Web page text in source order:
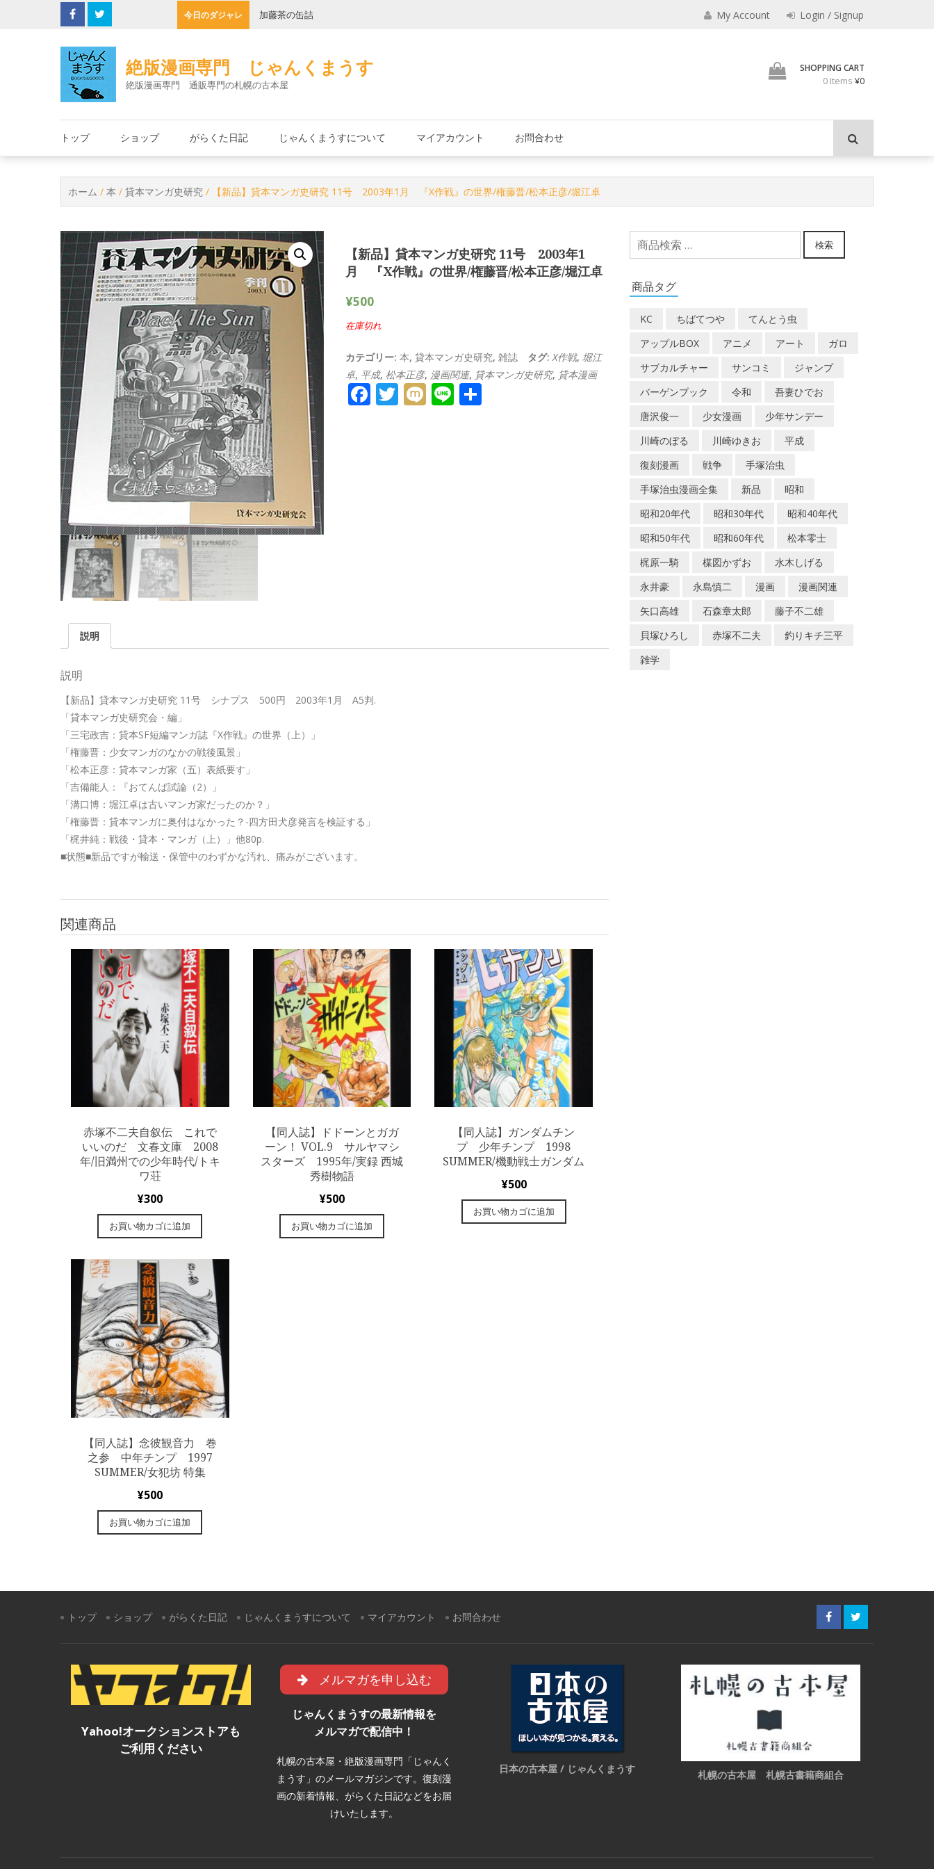
今日のダジャレ 加藤茶の缶詰 壁に耳あり障子にえなり
My Account Login / Signup
絶版漫画専門 じゃんくまうす
絶版漫画専門 通販専門の札幌の古本屋
SHOPPING CART
0 Items ¥0
トップ ショップ がらくた日記 じゃんくまうすについて マイアカウント お問合わせ
ホーム / 本 / 貸本マンガ史研究 / 【新品】貸本マンガ史研究 11号 2003年1月 『X作戦』の世界/権藤晋/松本正彦/堀江卓
【新品】貸本マンガ史研究 11号 2003年1
月 『X作戦』の世界/権藤晋/松本正彦/堀江卓
¥500
在庫切れ
カテゴリー:本,貸本マンガ史研究,雑誌 タグ:X作戦,堀江
卓, 平成, 松本正彦, 漫画関連, 貸本マンガ史研究, 貸本漫画
Facebook
Twitter
MixiLine
説明
説明
【新品】貸本マンガ史研究 11号 シナプス 500円 2003年1月 A5判.
「貸本マンガ史研究会・編」
「三宅政吉：貸本SF短編マンガ誌『X作戦』の世界（上）」
「権藤晋：少女マンガのなかの戦後風景」
「松本正彦：貸本マンガ家（五）表紙要す」
「吉備能人：『おてんば試論（2）」
「溝口博：堀江卓は古いマンガ家だったのか？」
「権藤晋：貸本マンガに奥付はなかった？-四方田犬彦発言を検証する」
「梶井純：戦後・貸本・マンガ（上）」他80p.
■状態■新品ですが輸送・保管中のわずかな汚れ、痛みがございます。
関連商品
赤塚不二夫自叙伝 これで
いいのだ 文春文庫 2008
年/旧満州での少年時代/トキ
ワ荘
¥300
お買い物カゴに追加
【同人誌】ドドーンとガガ
ーン！ VOL.9 サルヤマシ
スターズ 1995年/実録 西城
秀樹物語
¥500
お買い物カゴに追加
【同人誌】ガンダムチン
プ 少年チンプ 1998
SUMMER/機動戦士ガンダム
¥500
お買い物カゴに追加
【同人誌】念彼観音力 巻
之参 中年チンプ 1997
SUMMER/女犯坊 特集
¥500
お買い物カゴに追加
検
索
象:
検索
商品タグ
KC ちばてつや
てんとう虫
アップルBOX
アニメ アート
ガロ
サブカルチャー
サンコミ
ジャンプ
バーゲンブック
令和
吾妻ひでお
唐沢俊一
少女漫画
少年サンデー
川崎のぼる
川崎ゆきお
平成
復刻漫画
戦争
手塚治虫
手塚治虫漫画全集
新品
昭和
昭和20年代
昭和30年代
昭和40年代
昭和50年代
昭和60年代
松本零士
梶原一騎
楳図かずお
水木しげる
永井豪
永島慎二 漫画
漫画関連
矢口高雄
石森章太郎
藤子不二雄
貝塚ひろし
赤塚不二夫
釣りキチ三平
雑学
トップ ショップ がらくた日記 じゃんくまうすについて マイアカウント お問合わせ
Yahoo!オークションストアも
ご利用ください
メルマガを申し込む
じゃんくまうすの最新情報を
メルマガで配信中！
札幌の古本屋・絶版漫画専門「じゃんく
まうす」のメールマガジンです。復刻漫
画の新着情報、がらくた日記などをお届
けいたします。
日本の古本屋 / じゃんくまうす 札幌の古本屋 札幌古書籍商組合